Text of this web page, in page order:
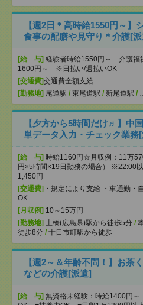
【週2日＊高時給1550円～】
食事の配膳や見守り＊介護[
[給 与] 経験者時給1550円～ 介護福
1600円～ ※日払い/週払いOK
[交通費]交通費全額支給
[勤務地] 尾道駅 / 東尾道駅 / 新尾道駅 /
【夕方から5時間だけ♬】中
単データ入力・チェック業務
[給 与] 時給1160円☆月収例：11万
円×5時間×19日勤務の場合） ※22:00
1,450円
[交通費] ・規定により支給 ・車通勤・
OK
[月収例] 10～15万円
[勤務地] 土橋(広島県)駅から徒歩5分 /
徒歩8分 / 十日市町駅から徒歩
【週2～＆年齢不問！】お茶
などの介護[派遣]
[給 与] 無資格未経験：時給1400円